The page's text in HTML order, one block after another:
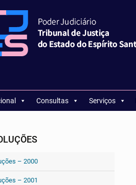
Consultas Serviços
– 2000
– 2001